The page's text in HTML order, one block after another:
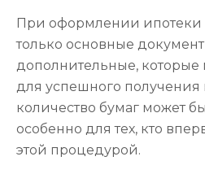
При оформлении ипотеки
только основные
дополнительные, которые
для успешного получения
количество бумаг может
особенно для тех, кто
этой процедурой.